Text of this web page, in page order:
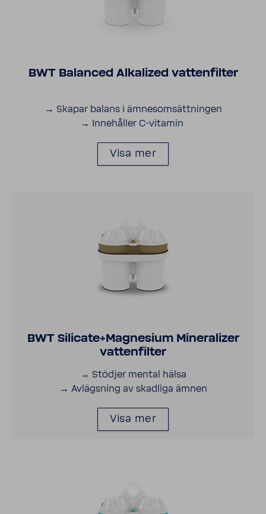
BWT Balanced Alka­lized vatten­filter
→ Skapar balans i ämnes­om­sätt­ningen
→ Inne­håller C-​vitamin
Visa mer
BWT Sili­cate+Magne­sium Mine­ra­lizer
vatten­filter
→ Stödjer mental hälsa
→ Avlägsning av skad­liga ämnen
Visa mer